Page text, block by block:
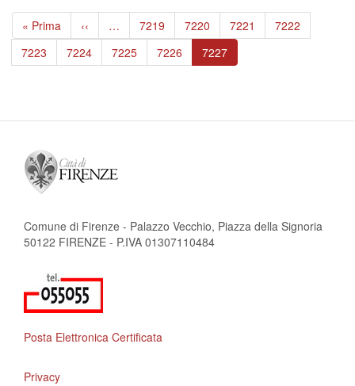
Paginazione
Prima
pagina
« Prima
Pagina
precedente
‹‹ … Page
7219 Page
7220 Page
7221 Page
7222
Page
7223 Page
7224 Page
7225 Page
7226
Pagina
attuale
7227
Comune di Firenze - Palazzo Vecchio, Piazza della Signoria
50122 FIRENZE - P.IVA 01307110484
Posta Elettronica Certificata
Privacy